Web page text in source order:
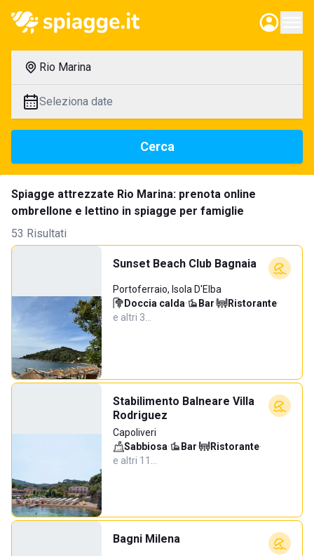
Rio Marina
Seleziona date
Cerca
Spiagge attrezzate Rio Marina: prenota online
ombrellone e lettino in spiagge per famiglie
53 Risultati
Sunset Beach Club Bagnaia
Portoferraio, Isola D'Elba
Doccia calda· Bar· Ristorante·
e altri 3…
Stabilimento Balneare Villa
Rodriguez
Capoliveri
Sabbiosa· Bar· Ristorante·
e altri 11…
Bagni Milena